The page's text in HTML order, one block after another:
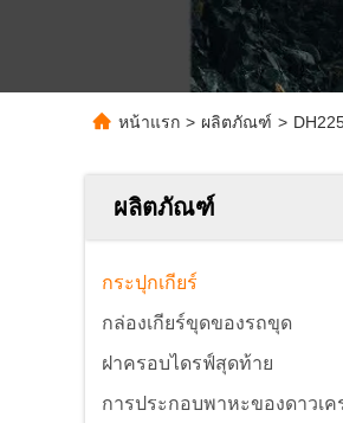
หน้าแรก > ผลิตภัณฑ์ >
ผลิตภัณฑ์
กระปุกเกียร์
กล่องเกียร์ขุดของรถขุด
ฝาครอบไดรฟ์สุดท้าย
การประกอบพาหะของดาวเค